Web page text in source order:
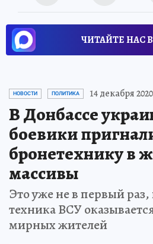
ЧИТАЙТЕ НАС
НОВОСТИ ПОЛИТИКА 14 декабря
В Донбассе
боевики
бронетехнику в
массивы
Это уже не в первый раз,
техника ВСУ
мирных жителей